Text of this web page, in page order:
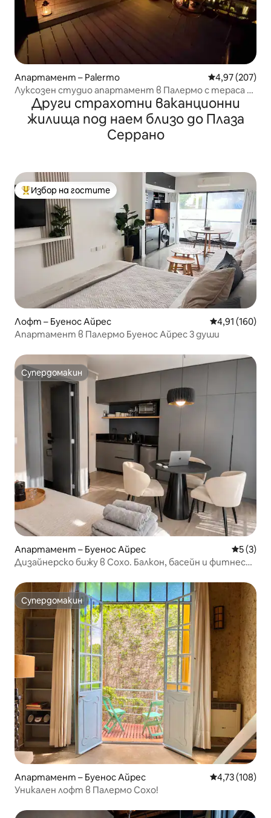
Апартамент – Palermo Средна
4,97 (207)
Луксозен студио апартамент в Палермо с тераса и
частно джакузи
Други страхотни ваканционни
жилища под наем близо до Плаза
Серрано
Най-популярен избор на гостите
Избор на гостите
Лофт – Буенос Айрес Средна
4,91 (160)
Апартамент в Палермо Буенос Айрес 3 души
Супердомакин
Супердомакин
Апартамент – Буенос Айрес Средна
5 (3)
Дизайнерско бижу в Сохо. Балкон, басейн и фитнес
Супердомакин
Супердомакин
Апартамент – Буенос Айрес Средна
4,73 (108)
Уникален лофт в Палермо Сохо!